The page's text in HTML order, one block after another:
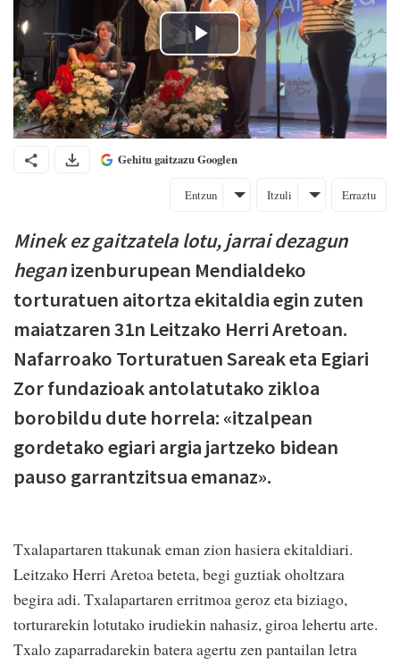
Gehitu gaitzazu Googlen
Entzun Itzuli Erraztu
Minek ez gaitzatela lotu, jarrai dezagun
heganizenburupean Mendialdeko
torturatuen aitortza ekitaldia egin zuten
maiatzaren 31n Leitzako Herri Aretoan.
Nafarroako Torturatuen Sareak eta Egiari
Zor fundazioak antolatutako zikloa
borobildu dute horrela: «itzalpean
gordetako egiari argia jartzeko bidean
pauso garrantzitsua emanaz».
Txalapartaren ttakunak eman zion hasiera ekitaldiari.
Leitzako Herri Aretoa beteta, begi guztiak oholtzara
begira adi. Txalapartaren erritmoa geroz eta biziago,
torturarekin lotutako irudiekin nahasiz, giroa lehertu arte.
Txalo zaparradarekin batera agertu zen pantailan letra